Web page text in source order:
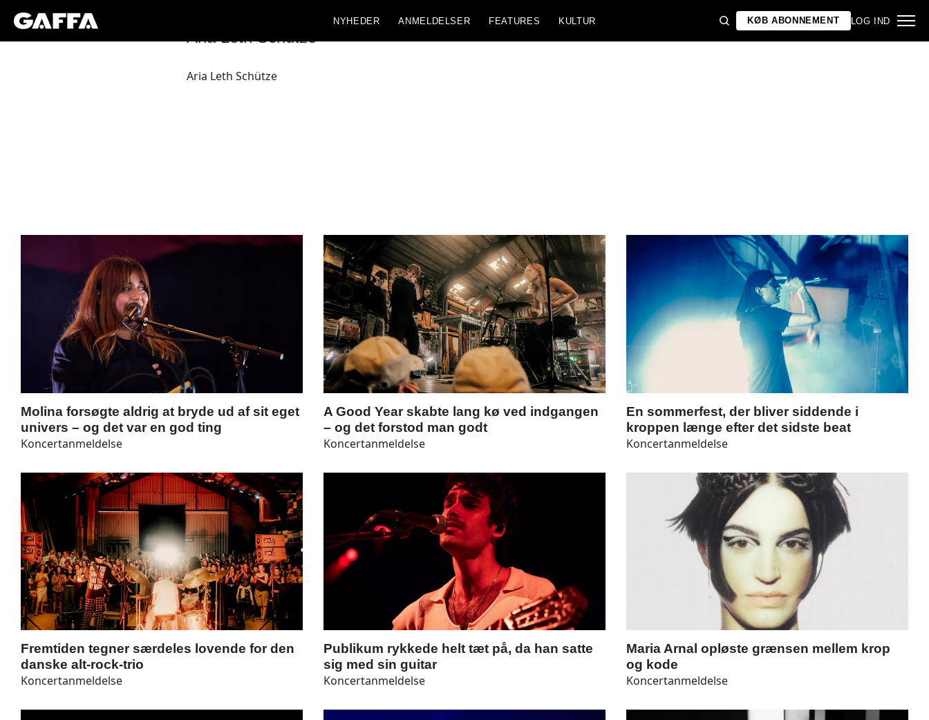
NYHEDER ANMELDELSER FEATURES KULTUR KØB ABONNEMENT LOG IND
Aria Leth Schütze
Aria Leth Schütze
Molina forsøgte aldrig at bryde ud af sit eget
univers – og det var en god ting
Koncertanmeldelse
A Good Year skabte lang kø ved indgangen
– og det forstod man godt
Koncertanmeldelse
En sommerfest, der bliver siddende i
kroppen længe efter det sidste beat
Koncertanmeldelse
Fremtiden tegner særdeles lovende for den
danske alt-rock-trio
Koncertanmeldelse
Publikum rykkede helt tæt på, da han satte
sig med sin guitar
Koncertanmeldelse
Maria Arnal opløste grænsen mellem krop
og kode
Koncertanmeldelse